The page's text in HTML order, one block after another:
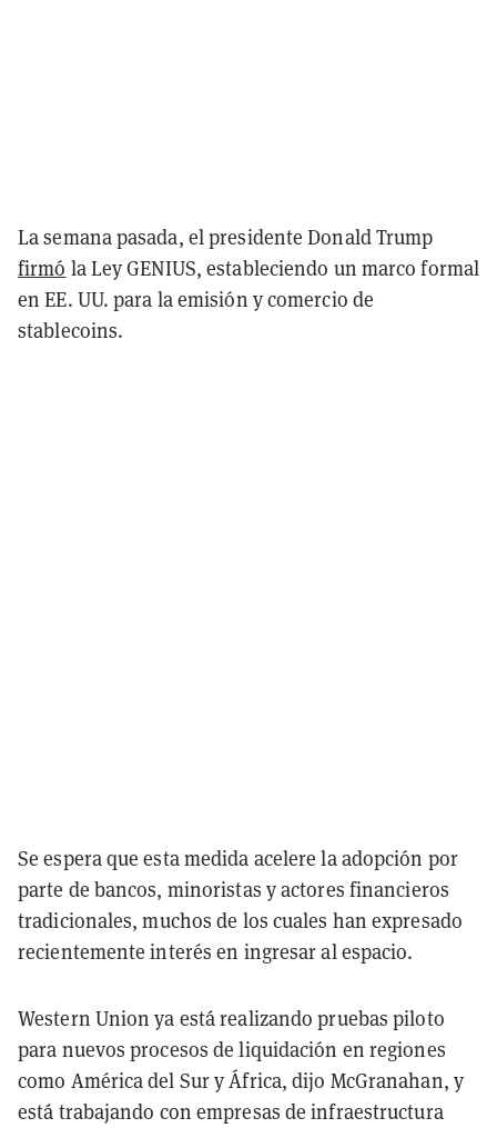
La semana pasada, el presidente Donald Trump
firmó la Ley GENIUS, estableciendo un marco formal
en EE. UU. para la emisión y comercio de
stablecoins.
Se espera que esta medida acelere la adopción por
parte de bancos, minoristas y actores financieros
tradicionales, muchos de los cuales han expresado
recientemente interés en ingresar al espacio.
Western Union ya está realizando pruebas piloto
para nuevos procesos de liquidación en regiones
como América del Sur y África, dijo McGranahan, y
está trabajando con empresas de infraestructura